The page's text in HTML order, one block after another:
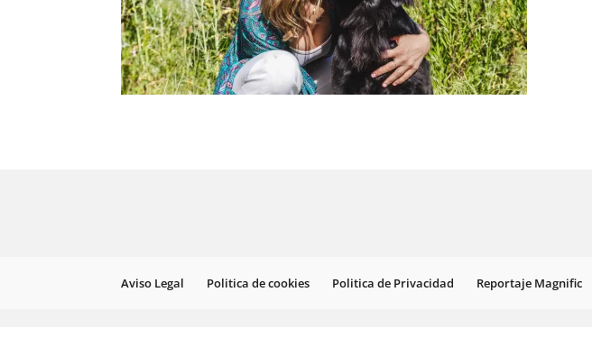
Aviso Legal Politica de cookies Politica de Privacidad Reportaje Magnific